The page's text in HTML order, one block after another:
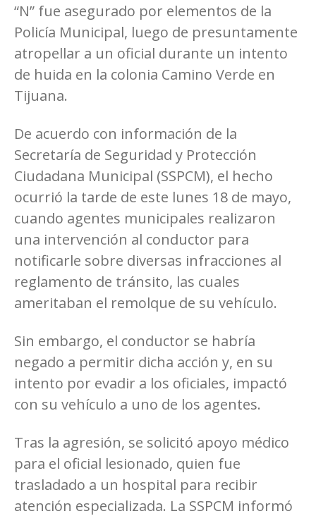
“N” fue asegurado por elementos de la
Policía Municipal, luego de presuntamente
atropellar a un oficial durante un intento
de huida en la colonia Camino Verde en
Tijuana.
De acuerdo con información de la
Secretaría de Seguridad y Protección
Ciudadana Municipal (SSPCM), el hecho
ocurrió la tarde de este lunes 18 de mayo,
cuando agentes municipales realizaron
una intervención al conductor para
notificarle sobre diversas infracciones al
reglamento de tránsito, las cuales
ameritaban el remolque de su vehículo.
Sin embargo, el conductor se habría
negado a permitir dicha acción y, en su
intento por evadir a los oficiales, impactó
con su vehículo a uno de los agentes.
Tras la agresión, se solicitó apoyo médico
para el oficial lesionado, quien fue
trasladado a un hospital para recibir
atención especializada. La SSPCM informó